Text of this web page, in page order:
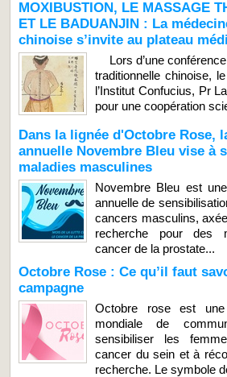
MOXIBUSTION, LE MASSAGE
ET LE BADUANJIN : La
chinoise s’invite au plateau
Lors d’une
traditionnelle chinoise,
l’Institut Confucius, Pr
pour une coopération
Dans la lignée d'Octobre Rose,
annuelle Novembre Bleu vise à
maladies masculines
Novembre Bleu est
annuelle de
cancers masculins,
recherche pour des
cancer de la prostate...
Octobre Rose : Ce qu’il faut
campagne
Octobre rose est une
mondiale de
sensibiliser les
cancer du sein et à
recherche. Le symbole